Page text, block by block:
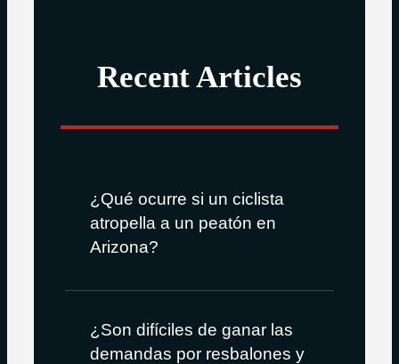
Recent Articles
¿Qué ocurre si un ciclista
atropella a un peatón en
Arizona?
¿Son difíciles de ganar las
demandas por resbalones y